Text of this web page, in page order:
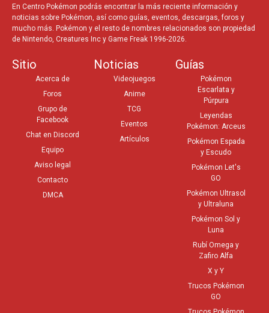
En Centro Pokémon podrás encontrar la más reciente información y
noticias sobre Pokémon, así como guías, eventos, descargas, foros y
mucho más. Pokémon y el resto de nombres relacionados son propiedad
de Nintendo, Creatures Inc y Game Freak 1996-2026.
Sitio
Acerca de
Foros
Grupo de
Facebook
Chat en Discord
Equipo
Aviso legal
Contacto
DMCA
Noticias
Videojuegos
Anime
TCG
Eventos
Artículos
Guías
Pokémon
Escarlata y
Púrpura
Leyendas
Pokémon: Arceus
Pokémon Espada
y Escudo
Pokémon Let's
GO
Pokémon Ultrasol
y Ultraluna
Pokémon Sol y
Luna
Rubí Omega y
Zafiro Alfa
X y Y
Trucos Pokémon
GO